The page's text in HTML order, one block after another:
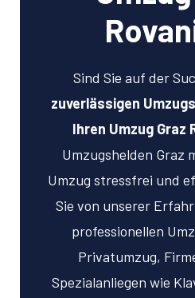
Sind Sie auf der
zuverlässigen
Ihren Umzug Graz
Umzugshelden Graz
Umzug stressfrei und
Sie von unserer
professionellen
Privatumzug,
Spezialanliegen wie